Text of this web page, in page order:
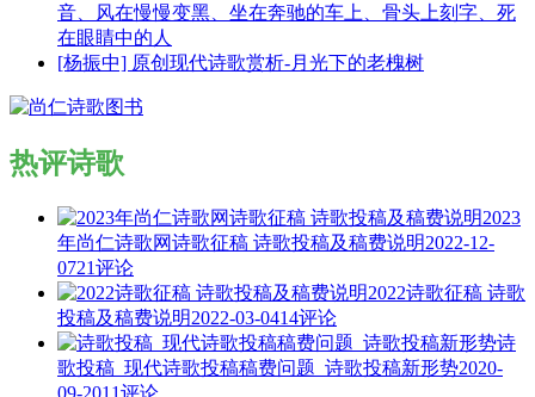
音、风在慢慢变黑、坐在奔驰的车上、骨头上刻字、死
在眼睛中的人
[杨振中] 原创现代诗歌赏析-月光下的老槐树
热评诗歌
2023
年尚仁诗歌网诗歌征稿 诗歌投稿及稿费说明2022-12-
0721评论
2022诗歌征稿 诗歌
投稿及稿费说明2022-03-0414评论
诗
歌投稿_现代诗歌投稿稿费问题_诗歌投稿新形势2020-
09-2011评论